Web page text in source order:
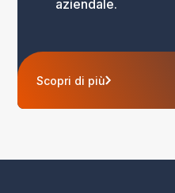
aziendale.
Scopri di più